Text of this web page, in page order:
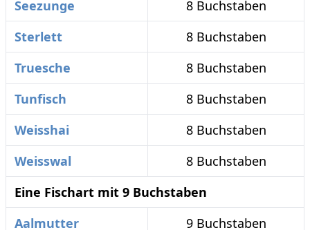
Seezunge
8 Buchstaben
Sterlett
8 Buchstaben
Truesche
8 Buchstaben
Tunfisch
8 Buchstaben
Weisshai
8 Buchstaben
Weisswal
8 Buchstaben
Eine Fischart mit 9 Buchstaben
Aalmutter
9 Buchstaben